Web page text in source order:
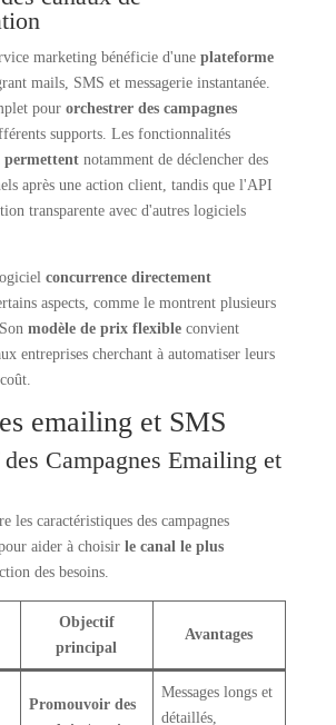
marketing bénéficie d'une plateforme
mails, SMS et messagerie instantanée.
pour orchestrer des campagnes
supports. Les fonctionnalités
permettentnotamment de déclencher des
après une action client, tandis que l'API
transparente avec d'autres logiciels
concurrence directement
aspects, comme le montrent plusieurs
modèle de prix flexibleconvient
entreprises cherchant à automatiser leurs
emailing et SMS
Campagnes Emailing et
les caractéristiques des campagnes
aider à choisir le canal le plus
des besoins.
Objectif
principal
Avantages
Promouvoir des
Messages longs et
détaillés,